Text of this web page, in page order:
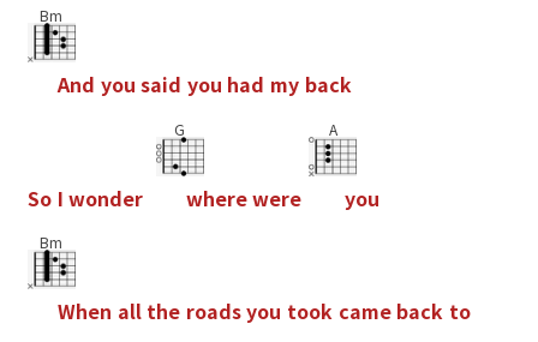
Bm
And you said you had my back
So I wonder
G
wherewere
A
you
Bm
When all the roadsyou took came back to